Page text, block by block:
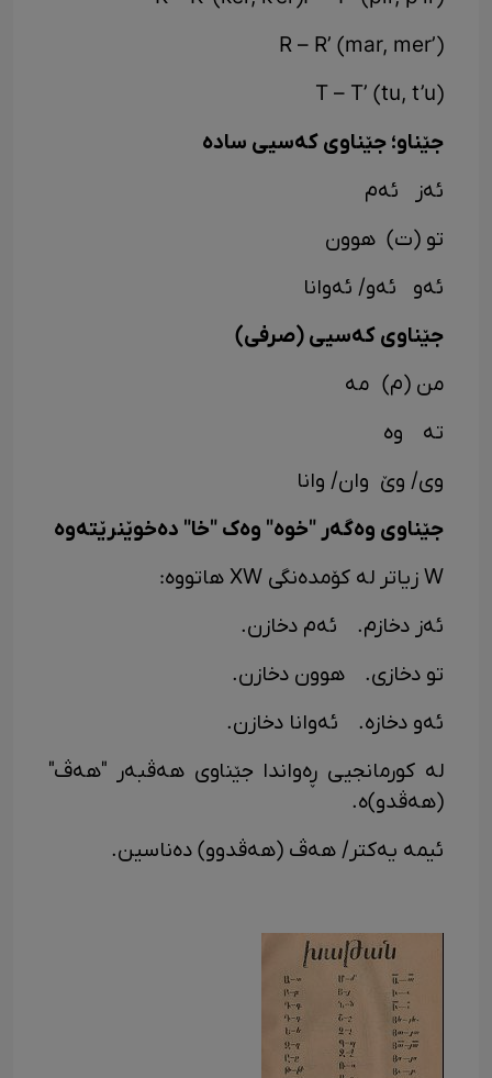
R – R’ (mar, mer’)
T – T’ (tu, t’u)
جێناو؛ جێناوی کەسیی سادە
ئەز ئەم
تو (ت) هوون
ئەو ئەو/ ئەوانا
جێناوی کەسیی (صرفی)
من (م) مە
تە وە
وی/ وێ وان/ وانا
جێناوی وەگەر "خوە" وەک "خا" دەخوێنرێتەوە
W زیاتر لە کۆمدەنگی XW هاتووە:
ئەز دخازم. ئەم دخازن.
تو دخازی. هوون دخازن.
ئەو دخازە. ئەوانا دخازن.
لە کورمانجیی ڕەواندا جێناوی هەڤبەر "هەڤ"
(هەڤدو)ە.
ئیمه یه‌کتر/ هەڤ (هەڤدوو) ده‌ناسین.